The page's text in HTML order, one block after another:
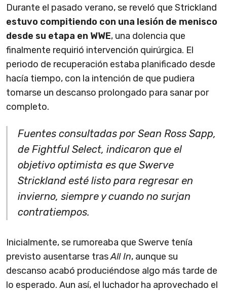
Durante el pasado verano, se reveló que Strickland
estuvo compitiendo con una lesión de menisco
desde su etapa en WWE, una dolencia que
finalmente requirió intervención quirúrgica. El
periodo de recuperación estaba planificado desde
hacía tiempo, con la intención de que pudiera
tomarse un descanso prolongado para sanar por
completo.
Fuentes consultadas por Sean Ross Sapp,
de Fightful Select, indicaron que el
objetivo optimista es que Swerve
Strickland esté listo para regresar en
invierno, siempre y cuando no surjan
contratiempos.
Inicialmente, se rumoreaba que Swerve tenía
previsto ausentarse trasAll In, aunque su
descanso acabó produciéndose algo más tarde de
lo esperado. Aun así, el luchador ha aprovechado el